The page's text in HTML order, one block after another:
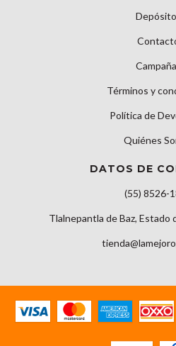
Términos y
Política de
Quiénes
DATOS DE
(55) 8526-
Tlalnepantla de Baz, Estado